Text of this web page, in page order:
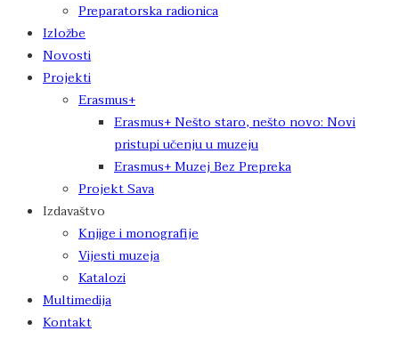
Preparatorska radionica
Izložbe
Novosti
Projekti
Erasmus+
Erasmus+ Nešto staro, nešto novo: Novi
pristupi učenju u muzeju
Erasmus+ Muzej Bez Prepreka
Projekt Sava
Izdavaštvo
Knjige i monografije
Vijesti muzeja
Katalozi
Multimedija
Kontakt